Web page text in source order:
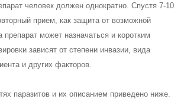
человек должен однократно. Спустя 7-10
прием, как защита от возможной
препарат может назначаться и коротким
зависят от степени инвазии, вида
и других факторов.
паразитов и их описанием приведено ниже.